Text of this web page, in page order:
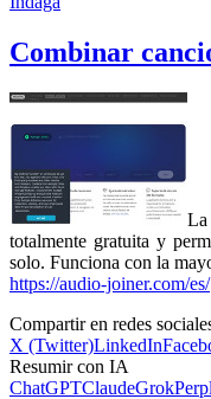
Combinar
totalmente gratuita y
solo. Funciona con la
https://audio-joiner.com/es/
Compartir en redes
X (Twitter)LinkedIn
Resumir con IA
ChatGPTClaudeGrok